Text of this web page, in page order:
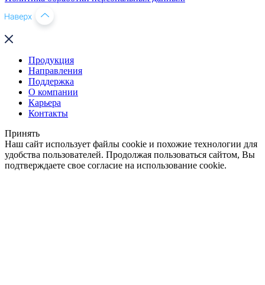
Продукция
Направления
Поддержка
О компании
Карьера
Контакты
Принять
Наш сайт использует файлы cookie и похожие технологии для
удобства пользователей. Продолжая пользоваться сайтом, Вы
подтверждаете свое согласие на использование cookie.